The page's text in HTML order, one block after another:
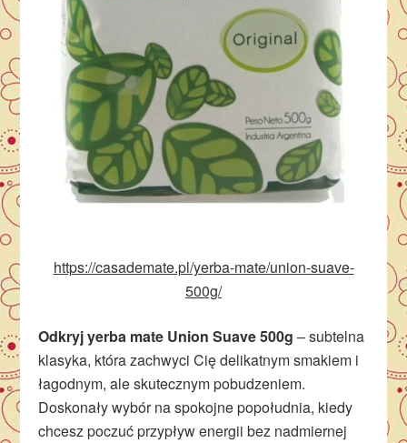
https://casademate.pl/yerba-mate/union-suave-
500g/
Odkryj yerba mate Union Suave 500g – subtelna
klasyka, która zachwyci Cię delikatnym smakiem i
łagodnym, ale skutecznym pobudzeniem.
Doskonały wybór na spokojne popołudnia, kiedy
chcesz poczuć przypływ energii bez nadmiernej